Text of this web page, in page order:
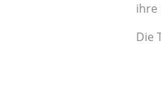
ihre
Die